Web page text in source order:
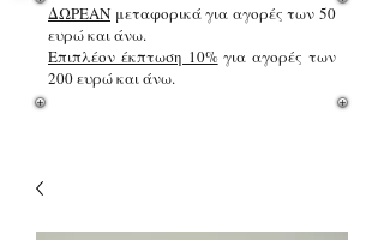
ΔΩΡΕΑΝ μεταφορικά για αγορές των 50
ευρώ και άνω.
Επιπλέον έκπτωση 10%για αγορές των
200 ευρώ και άνω.